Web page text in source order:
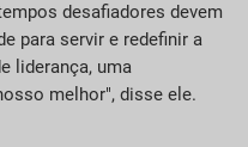
desafiadores devem
para servir e redefinir a
liderança, uma
melhor", disse ele.